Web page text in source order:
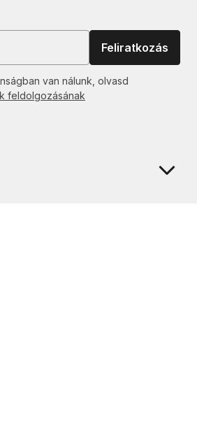
Feliratkozás
van nálunk, olvasd
feldolgozásának